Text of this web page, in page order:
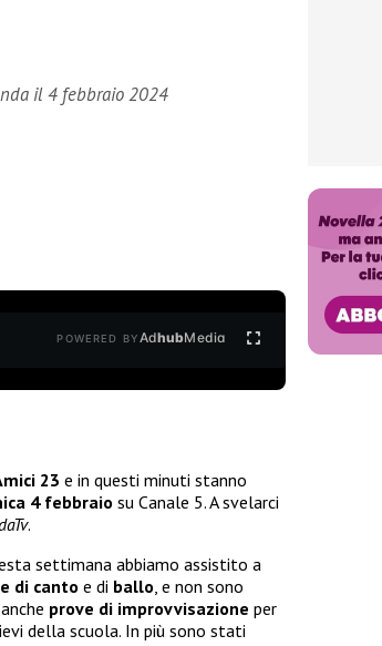
il 4 febbraio 2024
POWERED BYAdhubMedia
23 e in questi minuti stanno
4 febbraio su Canale 5. A svelarci
.
settimana abbiamo assistito a
di canto e di ballo, e non sono
prove di improvvisazione per
della scuola. In più sono stati